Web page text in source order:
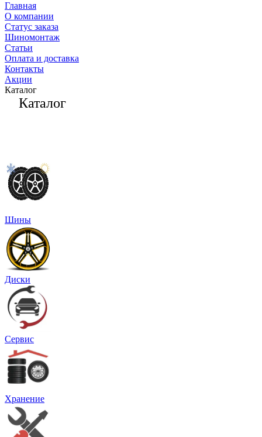
Главная
О компании
Статус заказа
Шиномонтаж
Статьи
Оплата и доставка
Контакты
Акции
Каталог
Каталог
Шины
Диски
Сервис
Хранение